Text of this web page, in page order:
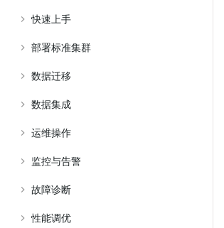
快速上手
部署标准集群
数据迁移
数据集成
运维操作
监控与告警
故障诊断
性能调优